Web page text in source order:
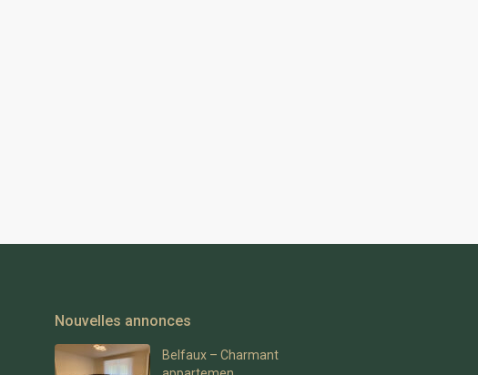
Nouvelles annonces
Belfaux – Charmant